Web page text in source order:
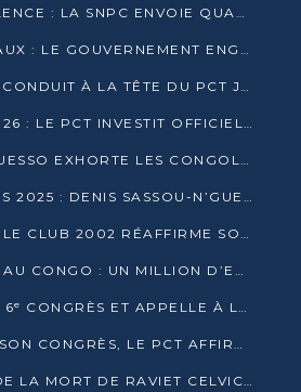
BOURSES D’EXCELLENCE : LA SNPC ENVOIE QUATRE NOUVEAUX TALENTS CONGOLAIS SE FORMER À BAKOU
MARCHÉS DOMANIAUX : LE GOUVERNEMENT ENGAGE LA STRUCTURATION DES TAXES D’ASSAINISSEMENT
PIERRE MOUSSA RECONDUIT À LA TÊTE DU PCT JUSQU’EN 2031
PRÉSIDENTIELLE 2026 : LE PCT INVESTIT OFFICIELLEMENT DENIS SASSOU NGUESSO
DENIS SASSOU-N’GUESSO EXHORTE LES CONGOLAIS À L’UNITÉ ET AU FAIR-PLAY DÉMOCRATIQUE EN 2026
RÉVEILLON D’ARMES 2025 : DENIS SASSOU-N’GUESSO GARANTIT DES ÉLECTIONS 2026 PAISIBLES ET SÉCURISÉES
CONGRÈS DU PCT : LE CLUB 2002 RÉAFFIRME SON SOUTIEN À DENIS SASSOU-N’GUESSO POUR 2026
ENTREPRENEURIAT AU CONGO : UN MILLION D’EUROS POUR FINANCER LES STARTUPS DÈS 2026
LE PCT OUVRE SON 6ᵉ CONGRÈS ET APPELLE À LA CANDIDATURE DE DENIS SASSOU NGUESSO
À TROIS JOURS DE SON CONGRÈS, LE PCT AFFIRME AVOIR ATTEINT TOUS SES OBJECTIFS
CE QUE L’ON SAIT DE LA MORT DE RAVIET CELVIC N’TSIANTSIE